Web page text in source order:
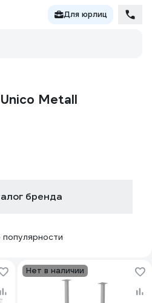
Для юрлиц
Metall
бренда
популярности
Нет в наличии